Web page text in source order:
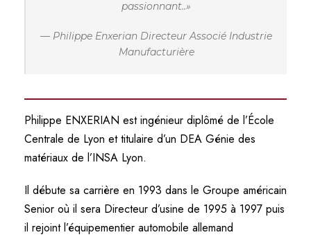
passionnant..»
— Philippe Enxerian Directeur Associé Industrie
Manufacturière
Philippe ENXERIAN est ingénieur diplômé de l’École
Centrale de Lyon et titulaire d’un DEA Génie des
matériaux de l’INSA Lyon.
Il débute sa carrière en 1993 dans le Groupe américain
Senior où il sera Directeur d’usine de 1995 à 1997 puis
il rejoint l’équipementier automobile allemand